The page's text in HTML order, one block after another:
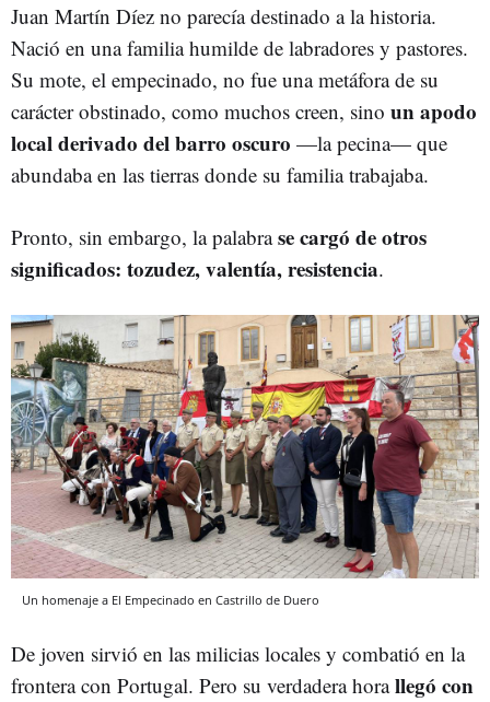
Juan Martín Díez no parecía destinado a la historia.
Nació en una familia humilde de labradores y pastores.
Su mote, el empecinado, no fue una metáfora de su
carácter obstinado, como muchos creen, sino un apodo
local derivado del barro oscuro —la pecina— que
abundaba en las tierras donde su familia trabajaba.
Pronto, sin embargo, la palabrase cargó de otros
significados: tozudez, valentía, resistencia.
Un homenaje a El Empecinado en Castrillo de Duero
De joven sirvió en las milicias locales y combatió en la
frontera con Portugal. Pero su verdadera horallegó con